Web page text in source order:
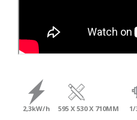
2,3kW/h 595 X 530 X 710MM 1/